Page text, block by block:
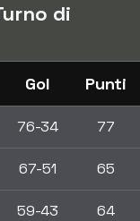
di
Gol Punti
76-34 77
67-51 65
59-43 64